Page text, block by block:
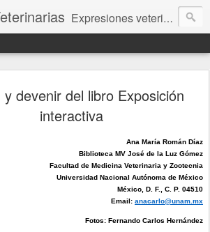
Expresiones veterinarias es una publicación en linea de la biblioteca de la Facultad de Veterinaria y Zootecnia de la UNAM
devenir del libro Exposición
interactiva
Ana María Román Díaz
Biblioteca MV José de la Luz Gómez
Facultad de Medicina Veterinaria y Zootecnia
Universidad Nacional Autónoma de México
México, D. F., C. P. 04510
Email: anacarlo@unam.mx
Fotos: Fernando Carlos Hernández